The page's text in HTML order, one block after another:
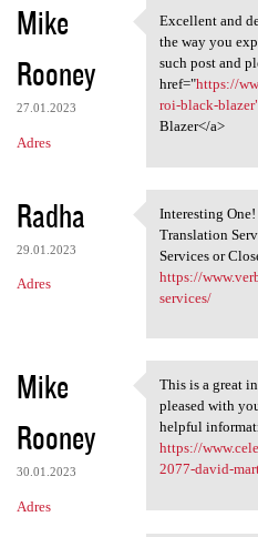
Mike
Rooney
27.01.2023
Adres
Excellent
Excellent and
the way you
such post and
href="https://
roi-black-
Blazer</a>
Radha
29.01.2023
Adres
Interesting
Interesting
Translation
Services or
https://
services/
Mike
Rooney
30.01.2023
Adres
This is a
This is a great
pleased with
helpful
https://
2077-david-